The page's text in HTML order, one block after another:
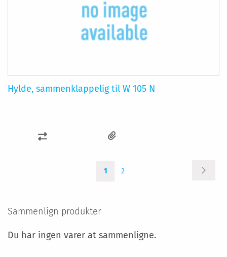
Hylde, sammenklappelig til W 105 N
SAMMENLIGN
Du
læser
1
Side
2
Sammenlign produkter
Du har ingen varer at sammenligne.